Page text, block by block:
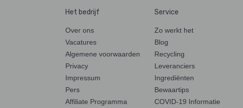
Het bedrijf
Over ons
Vacatures
Algemene voorwaarden
Privacy
Impressum
Pers
Affiliate Programma
Service
Zo werkt het
Blog
Recycling
Leveranciers
Ingrediënten
Bewaartips
COVID-19 Informatie